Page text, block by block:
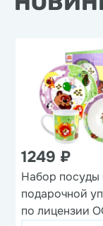
1249 ₽
Набор посуды
подарочной
по лицензии